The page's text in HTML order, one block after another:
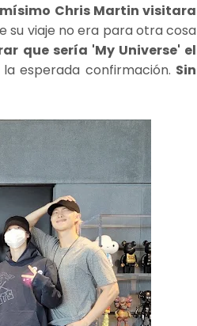
Chris Martin visitara
su viaje no era para otra cosa
que sería 'My Universe' el
esperada confirmación. Sin